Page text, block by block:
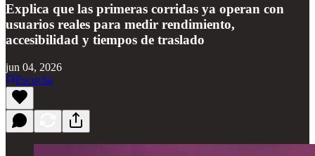
Explica que las primeras corridas ya operan con
usuarios reales para medir rendimiento,
accesibilidad y tiempos de traslado
jun 04, 2026
Escucha